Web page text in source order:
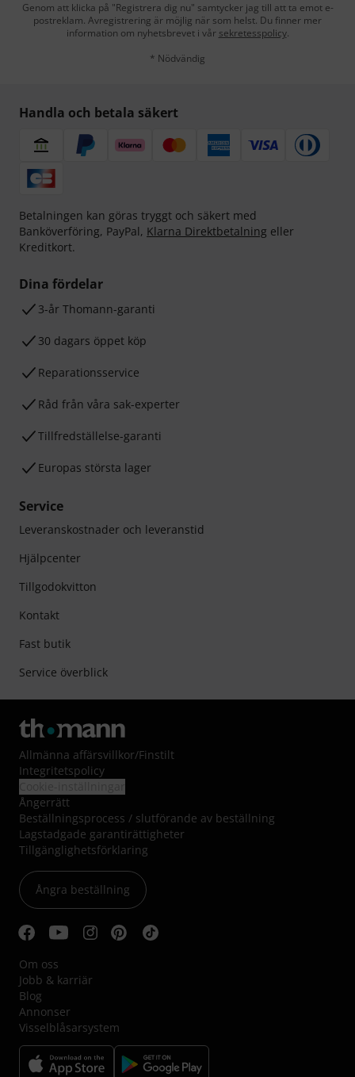
Genom att klicka på "Registrera dig nu" samtycker jag till att ta emot e-
postreklam. Avregistrering är möjlig när som helst. Du finner mer
information om nyhetsbrevet i vår sekretesspolicy.
* Nödvändig
Handla och betala säkert
Betalningen kan göras tryggt och säkert med
Banköverföring, PayPal, Klarna Direktbetalning eller
Kreditkort.
Dina fördelar
3-år Thomann-garanti
30 dagars öppet köp
Reparationsservice
Råd från våra sak-experter
Tillfredställelse-garanti
Europas största lager
Service
Leveranskostnader och leveranstid
Hjälpcenter
Tillgodokvitton
Kontakt
Fast butik
Service överblick
Allmänna affärsvillkor/Finstilt
Integritetspolicy
Ångerrätt
Beställningsprocess / slutförande av beställning
Lagstadgade garantirättigheter
Tillgänglighetsförklaring
Ångra beställning
Om oss
Jobb & karriär
Blog
Annonser
Visselblåsarsystem